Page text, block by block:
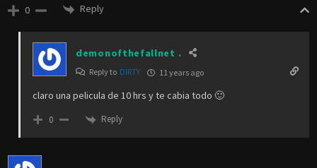
0 Reply
demonofthefallnet .
Reply to DIRTY 11 years ago
claro una pelicula de 10 hrs y te cabia todo 🙂
0 Reply